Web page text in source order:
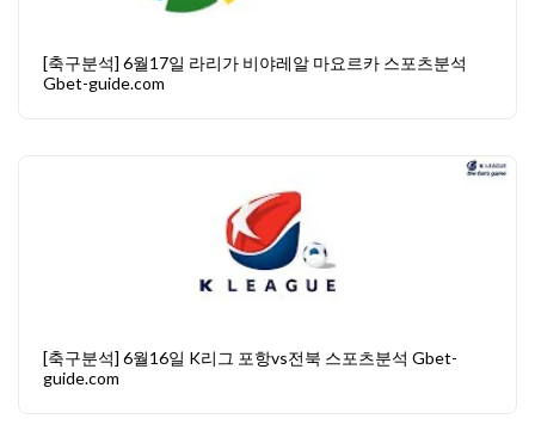
[축구분석] 6월17일 라리가 비야레알 마요르카 스포츠분석
Gbet-guide.com
[축구분석] 6월16일 K리그 포항vs전북 스포츠분석 Gbet-
guide.com